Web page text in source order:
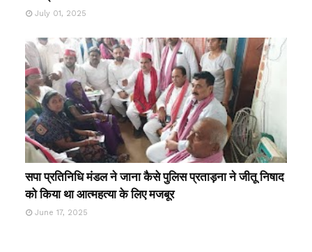
July 01, 2025
सपा प्रतिनिधि मंडल ने जाना कैसे पुलिस प्रताड़ना ने जीतू निषाद
को किया था आत्महत्या के लिए मजबूर
June 17, 2025